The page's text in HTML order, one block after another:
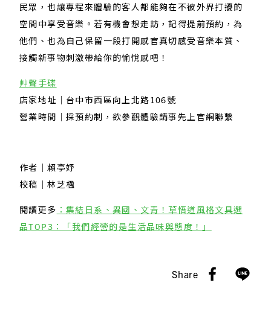
民眾，也讓專程來體驗的客人都能夠在不被外界打擾的
空間中享受音樂。若有機會想走訪，記得提前預約，為
他們、也為自己保留一段打開感官真切感受音樂本質、
接觸新事物刺激帶給你的愉悅感吧！
艸聲手碟
店家地址｜台中市西區向上北路106號
營業時間｜採預約制，欲參觀體驗請事先上官網聯繫
作者｜賴亭妤
校稿｜林芝楹
閱讀更多 ：集結日系、異國、文青！草悟道風格文具選
品TOP3：「我們經營的是生活品味與態度！」
Share